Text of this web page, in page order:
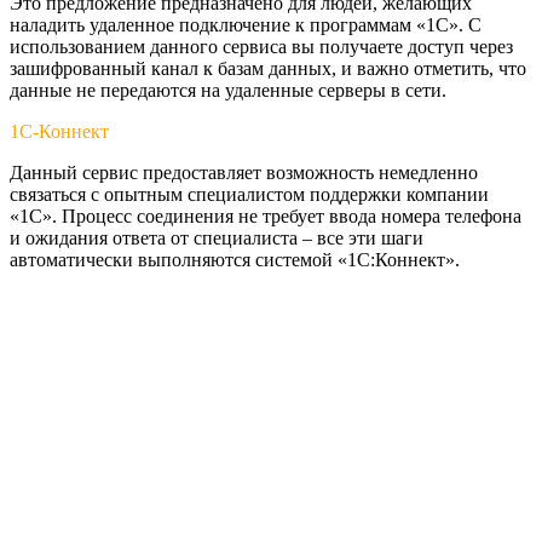
наладить удаленное подключение к программам «1С». С
использованием данного сервиса вы получаете доступ через
зашифрованный канал к базам данных, и важно отметить, что
данные не передаются на удаленные серверы в сети.
1С-Коннект
Данный сервис предоставляет возможность немедленно
связаться с опытным специалистом поддержки компании
«1С». Процесс соединения не требует ввода номера телефона
и ожидания ответа от специалиста – все эти шаги
автоматически выполняются системой «1С:Коннект».